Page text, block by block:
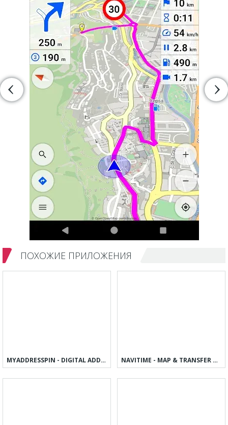
ПОХОЖИЕ ПРИЛОЖЕНИЯ
MYADDRESSPIN - DIGITAL ADDRESS NAVITIME - MAP & TRANSFER NAVI